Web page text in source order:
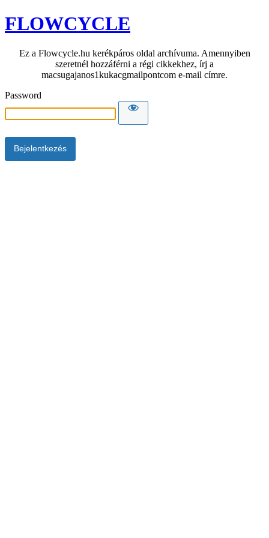
FLOWCYCLE
Ez a Flowcycle.hu kerékpáros oldal archívuma. Amennyiben
szeretnél hozzáférni a régi cikkekhez, írj a
macsugajanos1kukacgmailpontcom e-mail címre.
Password